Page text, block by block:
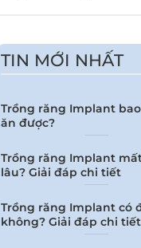
TIN MỚI NHẤT
Trồng răng Implant
ăn được?
Trồng răng Implant
lâu? Giải đáp chi tiết
Trồng răng Implant có
không? Giải đáp chi tiết